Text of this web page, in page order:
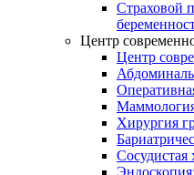
Страховой
Центр
Центр
Хирургия
Сосудистая